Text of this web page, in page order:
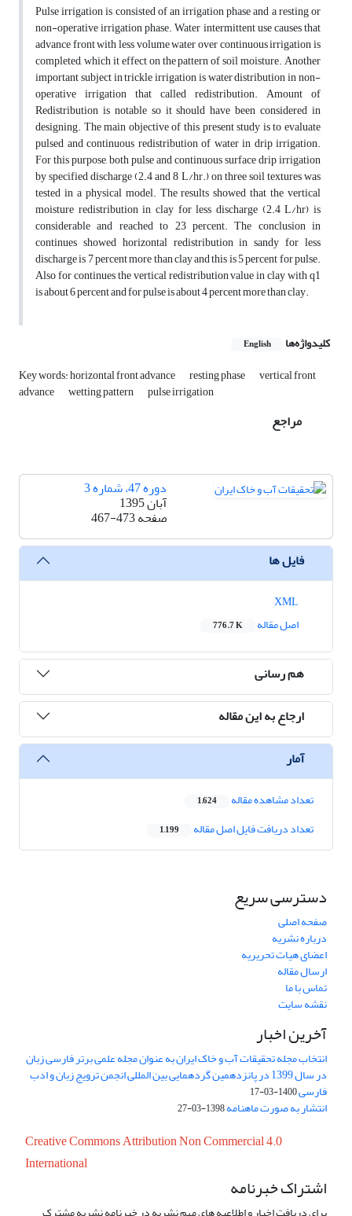
Pulse irrigation is consisted of an irrigation phase and a resting or
non-operative irrigation phase. Water intermittent use causes that
advance front with less volume water over continuous irrigation is
completed, which it effect on the pattern of soil moisture. Another
important subject in trickle irrigation is water distribution in non-
operative irrigation that called redistribution. Amount of
Redistribution is notable so it should have been considered in
designing. The main objective of this present study is to evaluate
pulsed and continuous redistribution of water in drip irrigation.
For this purpose, both pulse and continuous surface drip irrigation
by specified discharge (2.4 and 8 L/hr.) on three soil textures was
tested in a physical model. The results showed that the vertical
moisture redistribution in clay for less discharge (2.4 L/hr) is
considerable and reached to 23 percent. The conclusion in
continues showed horizontal redistribution in sandy for less
discharge is 7 percent more than clay and this is 5 percent for pulse.
Also for continues the vertical redistribution value in clay with q1
is about 6 percent and for pulse is about 4 percent more than clay.
کلیدواژه‌ها English
Key words: horizontal front advance resting phase vertical front
advance wetting pattern pulse irrigation
مراجع
دوره 47، شماره 3
آبان 1395
صفحه467-473
فایل ها
اصل مقاله
776.7 K
هم رسانی
ارجاع به این مقاله
آمار
تعداد مشاهده مقاله 1,624
تعداد دریافت فایل اصل مقاله 1,199
دسترسی سریع
صفحه اصلی
درباره نشریه
اعضای هیات تحریریه
ارسال مقاله
تماس با ما
نقشه سایت
آخرین اخبار
انتخاب مجله تحقیقات آب و خاک ایران به عنوان مجله علمی برتر فارسی زبان
در سال 1399 در پانزدهمین گردهمایی بین المللی انجمن ترویج زبان و ادب
فارسی1400-03-17
انتشار به صورت ماهنامه1398-03-27
Creative Commons Attribution Non Commercial 4.0
International
اشتراک خبرنامه